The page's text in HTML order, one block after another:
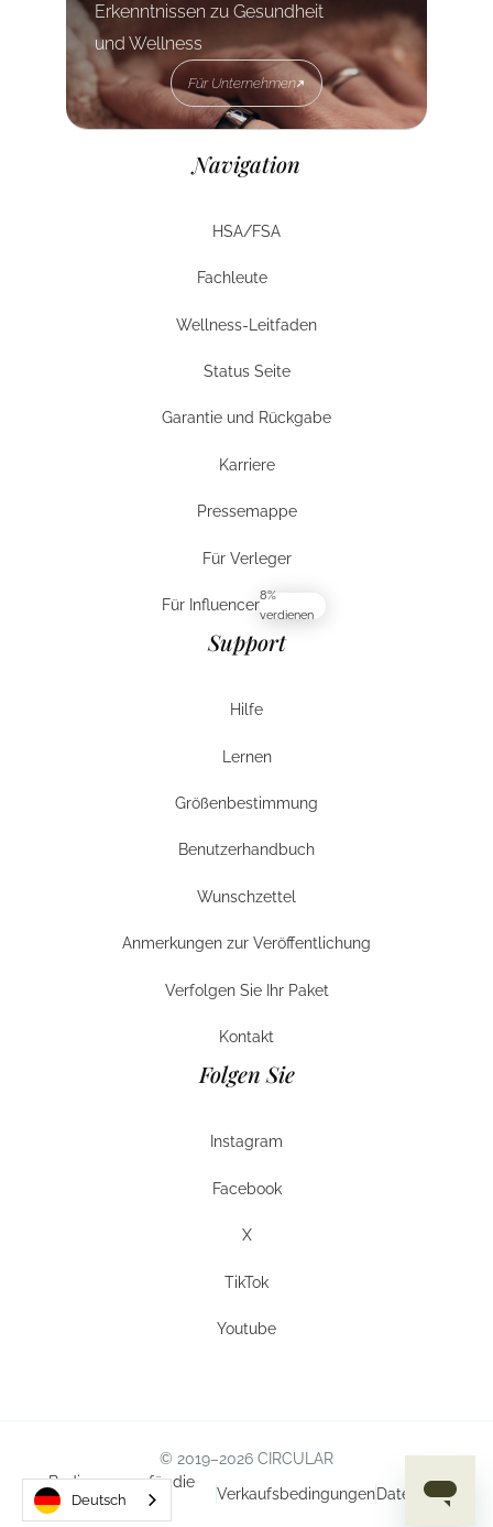
Erkenntnissen zu Gesundheit
und Wellness
Für Unternehmen
Für Unternehmen
Navigation
HSA/FSA
Fachleute
Wellness-Leitfaden
Status Seite
Garantie und Rückgabe
Karriere
Pressemappe
Für Verleger
Für Influencer
Für Influencer
8%
verdienen
Support
Hilfe
Lernen
Größenbestimmung
Benutzerhandbuch
Wunschzettel
Anmerkungen zur Veröffentlichung
Verfolgen Sie Ihr Paket
Kontakt
Kontakt
Folgen Sie
Instagram
Facebook
X
TikTok
Youtube
© 2019–2026 CIRCULAR
Bedingungen für die
Nutzung
VerkaufsbedingungenDatenschutz
Deutsch